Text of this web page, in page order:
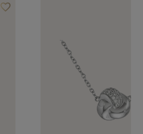
favorite_borderAjouter à vos favoris